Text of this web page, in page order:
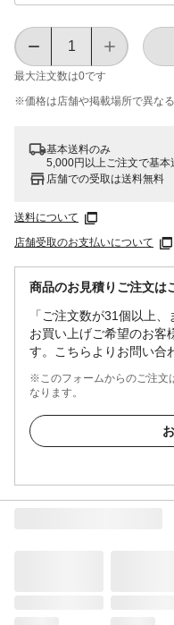
最大注文数は0です
※価格は​店舗や​掲載場所で​異なる​
基本送料のみ
5,000円以上ご注文で基本
店舗での受取は送料無料
送料について
店舗受取のお支払いについて
商品のお見積りご注文は
「ご注文数が31個以上
お買い上げご希望のお客
す。こちらよりお問い合
※このフォームからのご注文
なります。